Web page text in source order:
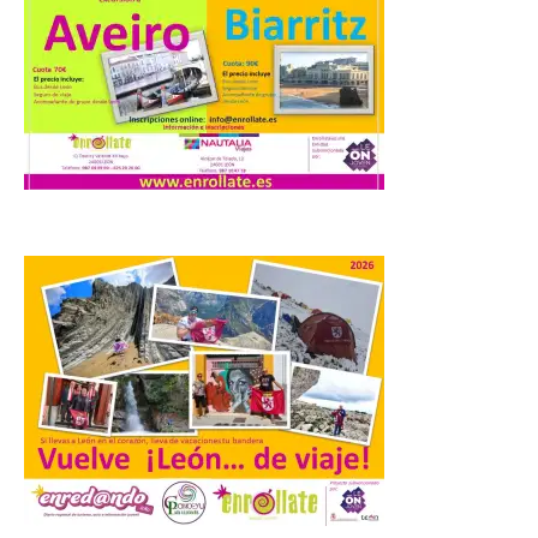
programación del evento
del eclipse solar que
organiza con la ESA y el
Ayuntamiento
7 Ago 2026
en la Oficina de
Información Turística de
León e incluyen, además
del programa del evento, una guía
práctica con recomendaciones
elaboradas por especialistas para
observar el eclipse con seguridad León, 7
de agosto de 2026. La programación […]
Laciana comienza su
programación para